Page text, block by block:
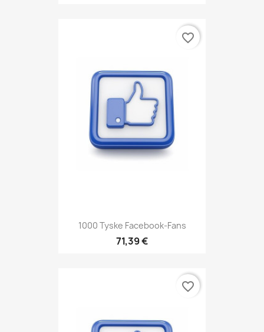
1000 Tyske Facebook-Fans
71,39 €
favorite_border
favorite_border